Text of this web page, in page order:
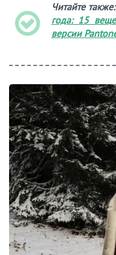
Читайте также:
года: 15
версии